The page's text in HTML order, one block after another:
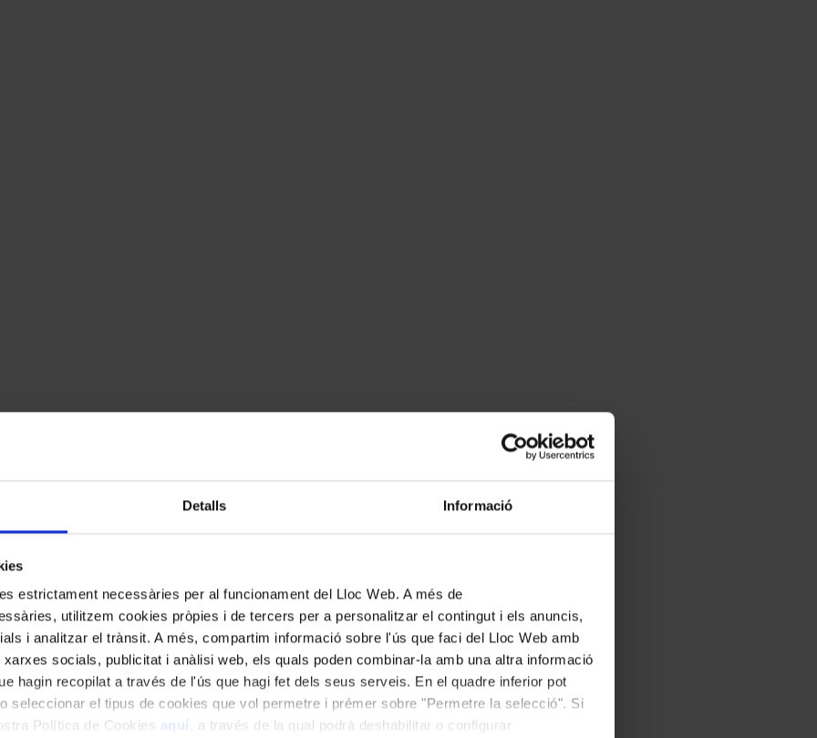
Detalls Informació
estrictament necessàries per al funcionament del Lloc Web. A més de
utilitzem cookies pròpies i de tercers per a personalitzar el contingut i els anuncis,
i analitzar el trànsit. A més, compartim informació sobre l'ús que faci del Lloc Web amb
socials, publicitat i anàlisi web, els quals poden combinar-la amb una altra informació
hagin recopilat a través de l'ús que hagi fet dels seus serveis. En el quadre inferior pot
seleccionar el tipus de cookies que vol permetre i prémer sobre "Permetre la selecció". Si
Política de Cookies aquí
, a través de la qual podrà deshabilitar o configurar